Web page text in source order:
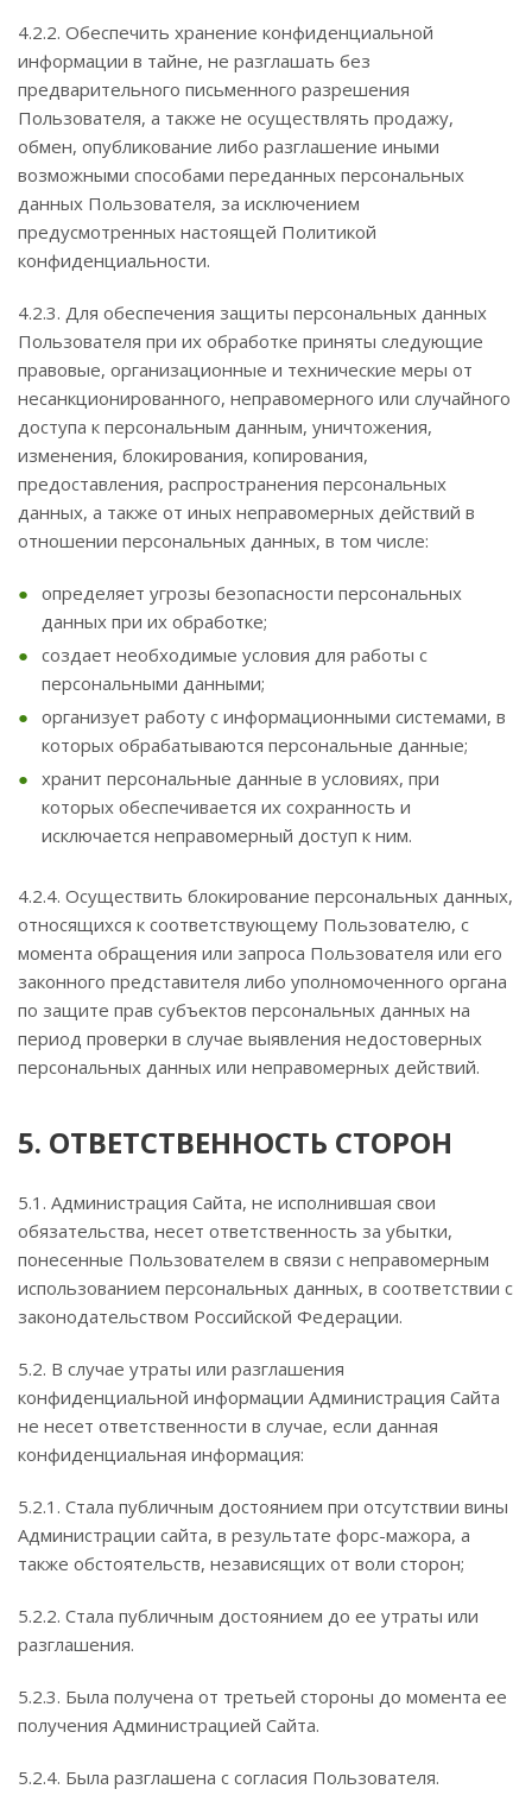
4.2.2. Обеспечить хранение конфиденциальной
информации в тайне, не разглашать без
предварительного письменного разрешения
Пользователя, а также не осуществлять продажу,
обмен, опубликование либо разглашение иными
возможными способами переданных персональных
данных Пользователя, за исключением
предусмотренных настоящей Политикой
конфиденциальности.
4.2.3. Для обеспечения защиты персональных данных
Пользователя при их обработке приняты следующие
правовые, организационные и технические меры от
несанкционированного, неправомерного или случайного
доступа к персональным данным, уничтожения,
изменения, блокирования, копирования,
предоставления, распространения персональных
данных, а также от иных неправомерных действий в
отношении персональных данных, в том числе:
определяет угрозы безопасности персональных
данных при их обработке;
создает необходимые условия для работы с
персональными данными;
организует работу с информационными системами, в
которых обрабатываются персональные данные;
хранит персональные данные в условиях, при
которых обеспечивается их сохранность и
исключается неправомерный доступ к ним.
4.2.4. Осуществить блокирование персональных данных,
относящихся к соответствующему Пользователю, с
момента обращения или запроса Пользователя или его
законного представителя либо уполномоченного органа
по защите прав субъектов персональных данных на
период проверки в случае выявления недостоверных
персональных данных или неправомерных действий.
5. ОТВЕТСТВЕННОСТЬ СТОРОН
5.1. Администрация Сайта, не исполнившая свои
обязательства, несет ответственность за убытки,
понесенные Пользователем в связи с неправомерным
использованием персональных данных, в соответствии с
законодательством Российской Федерации.
5.2. В случае утраты или разглашения
конфиденциальной информации Администрация Сайта
не несет ответственности в случае, если данная
конфиденциальная информация:
5.2.1. Стала публичным достоянием при отсутствии вины
Администрации сайта, в результате форс-мажора, а
также обстоятельств, независящих от воли сторон;
5.2.2. Стала публичным достоянием до ее утраты или
разглашения.
5.2.3. Была получена от третьей стороны до момента ее
получения Администрацией Сайта.
5.2.4. Была разглашена с согласия Пользователя.